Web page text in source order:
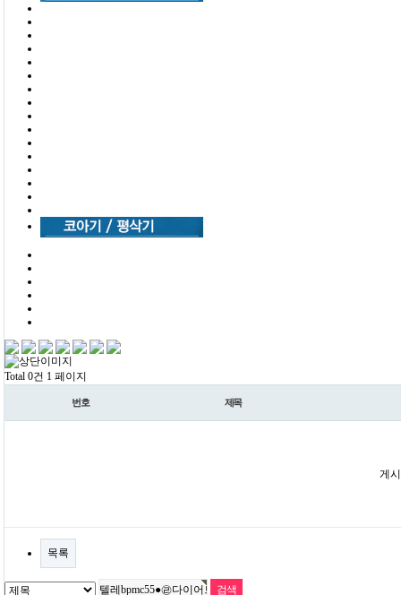
Total 0건 1 페이지
번호 제목
게
목록